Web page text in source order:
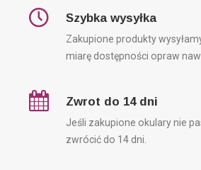
Okulary korekcyjne
Okulary przeciwsłoneczne
Dzień Taty z Ohme
Sesja letnia okularów
Szybka wysyłka
Zakupione produkty
miarę dostępności opraw
Zwrot do 14 dni
Jeśli zakupione okulary nie
zwrócić do 14 dni.